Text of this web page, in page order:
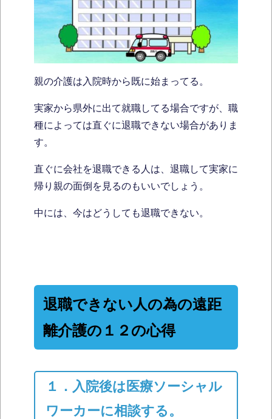
親の介護は入院時から既に始まってる。
実家から県外に出て就職してる場合ですが、職
種によっては直ぐに退職できない場合がありま
す。
直ぐに会社を退職できる人は、退職して実家に
帰り親の面倒を見るのもいいでしょう。
中には、今はどうしても退職できない。
退職できない人の為の遠距
離介護の１２の心得
１．入院後は医療ソーシャル
ワーカーに相談する。